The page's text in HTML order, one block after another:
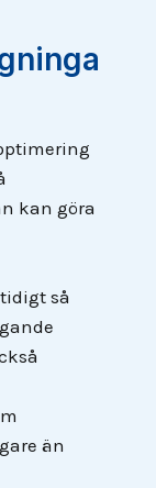
kan göra
så
än